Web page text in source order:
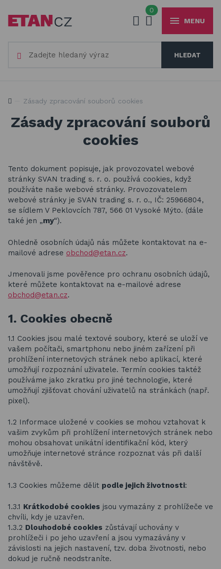
Zapomenuté heslo
0
MENU
+420777 230 065
Obaly, kryty, potahy a plachty na zahradní nábytek
Dřevěné hračky pro děti
Stavebnice Qman pro děti
Houpačky a závěsné systémy
Venkovní hry a hračky pro děti
Slackline
Basketbalové koše
Holandský billiard (shuffleboard)
Trampolíny
ÚVOD
VŠE O NÁKUPU
REALIZACE V ČR
BLOG
KONTAKT
HLEDAT
Jsme experti na zastínění a venkovní zábavu
Zásady zpracování souborů cookies
Zásady zpracování souborů
cookies
Tento dokument popisuje, jak provozovatel webové
stránky SVAN trading s. r. o. používá cookies, když
používáte naše webové stránky. Provozovatelem
webové stránky je SVAN trading s. r. o., IČ: 25966804,
se sídlem V Peklovcích 787, 566 01 Vysoké Mýto. (dále
také jen „my“).
Ohledně osobních údajů nás můžete kontaktovat na e-
mailové adrese obchod@etan.cz.
Jmenovali jsme pověřence pro ochranu osobních údajů,
které můžete kontaktovat na e-mailové adrese
obchod@etan.cz.
1. Cookies obecně
1.1 Cookies jsou malé textové soubory, které se uloží ve
vašem počítači, smartphonu nebo jiném zařízení při
prohlížení internetových stránek nebo aplikací, které
umožňují rozpoznání uživatele. Termín cookies taktéž
používáme jako zkratku pro jiné technologie, které
umožňují zjišťovat chování uživatelů na stránkách (např.
pixel).
1.2 Informace uložené v cookies se mohou vztahovat k
vašim zvykům při prohlížení internetových stránek nebo
mohou obsahovat unikátní identifikační kód, který
umožňuje internetové stránce rozpoznat vás při další
návštěvě.
1.3 Cookies můžeme dělit podle jejich životnosti:
1.3.1 Krátkodobé cookies jsou vymazány z prohlížeče ve
chvíli, kdy je uzavřen.
1.3.2 Dlouhodobé cookies zůstávají uchovány v
prohlížeči i po jeho uzavření a jsou vymazávány v
závislosti na jejich nastavení, tzv. doba životnosti, nebo
dokud je ručně neodstraníte.